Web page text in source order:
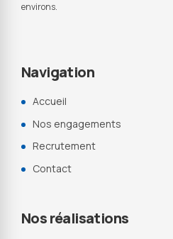
environs.
Navigation
Accueil
Nos engagements
Recrutement
Contact
Nos réalisations